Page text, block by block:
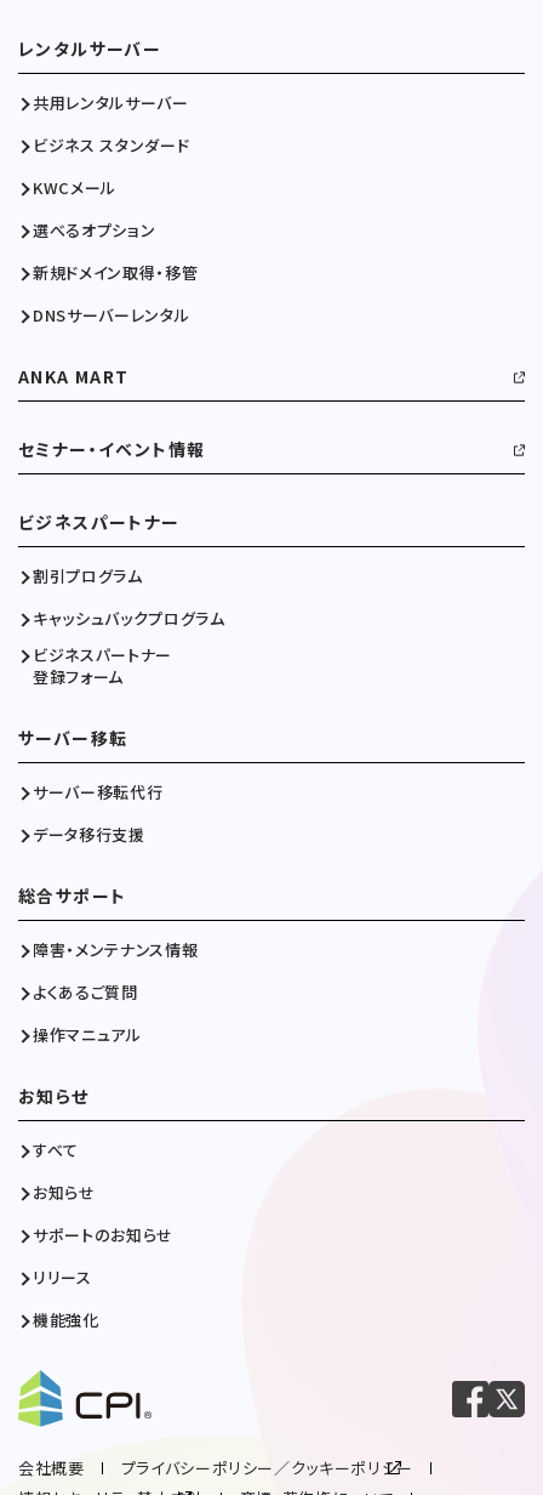
レンタルサーバー
共用レンタルサーバー
ビジネス スタンダード
KWCメール
選べるオプション
新規ドメイン取得・移管
DNSサーバーレンタル
ANKA MART
セミナー・イベント情報
ビジネスパートナー
割引プログラム
キャッシュバックプログラム
ビジネスパートナー
登録フォーム
サーバー移転
サーバー移転代行
データ移行支援
総合サポート
障害・メンテナンス情報
よくあるご質問
操作マニュアル
お知らせ
すべて
お知らせ
サポートのお知らせ
リリース
機能強化
会社概要
プライバシーポリシー／クッキーポリシー